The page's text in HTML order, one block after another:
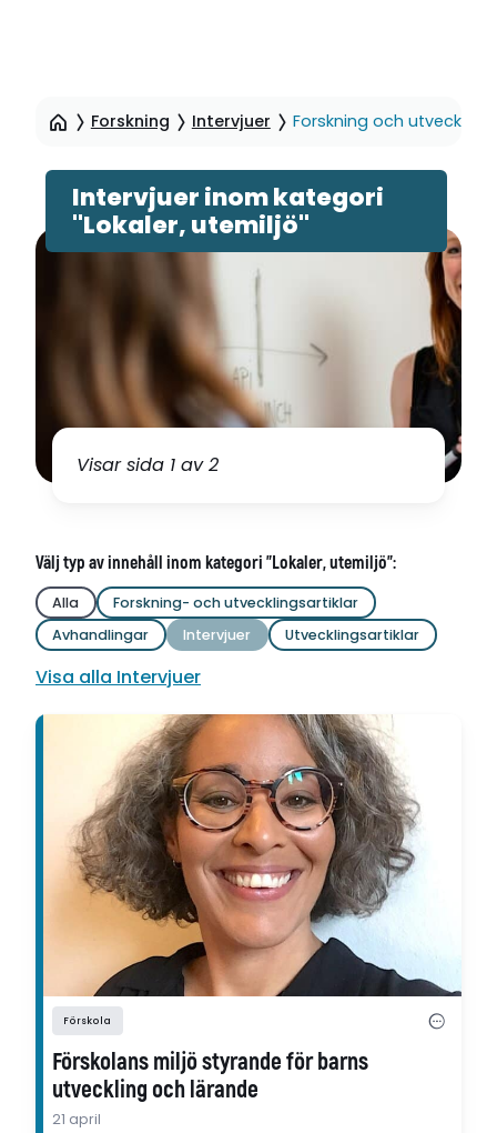
sidinnehåll
Forskning Intervjuer Forskning och utveckling
Intervjuer inom kategori
"Lokaler, utemiljö"
Visar sida 1 av 2
Välj typ av innehåll inom kategori "Lokaler, utemiljö":
Alla
Forskning- och utvecklingsartiklar
Avhandlingar
Intervjuer Utvecklingsartiklar
Visa alla Intervjuer
Förskola
Förskolans miljö styrande för barns
utveckling och lärande
21 april